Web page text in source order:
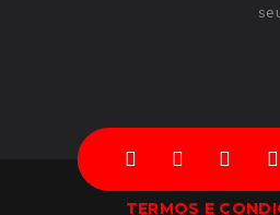
TERMOS E